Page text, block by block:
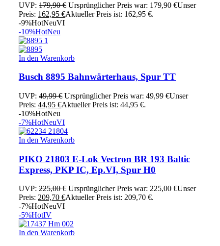
UVP: 179,90€ Ursprünglicher Preis war: 179,90 €Unser
Preis: 162,95 €Aktueller Preis ist: 162,95 €.
-9%HotNeuVI
-10%HotNeu
In den Warenkorb
Busch 8895 Bahnwärterhaus, Spur TT
UVP: 49,99€ Ursprünglicher Preis war: 49,99 €Unser
Preis: 44,95 €Aktueller Preis ist: 44,95 €.
-10%HotNeu
-7%HotNeuVI
In den Warenkorb
PIKO 21803 E-Lok Vectron BR 193 Baltic
Express, PKP IC, Ep.VI, Spur H0
UVP: 225,00€ Ursprünglicher Preis war: 225,00 €Unser
Preis: 209,70 €Aktueller Preis ist: 209,70 €.
-7%HotNeuVI
-5%HotIV
In den Warenkorb